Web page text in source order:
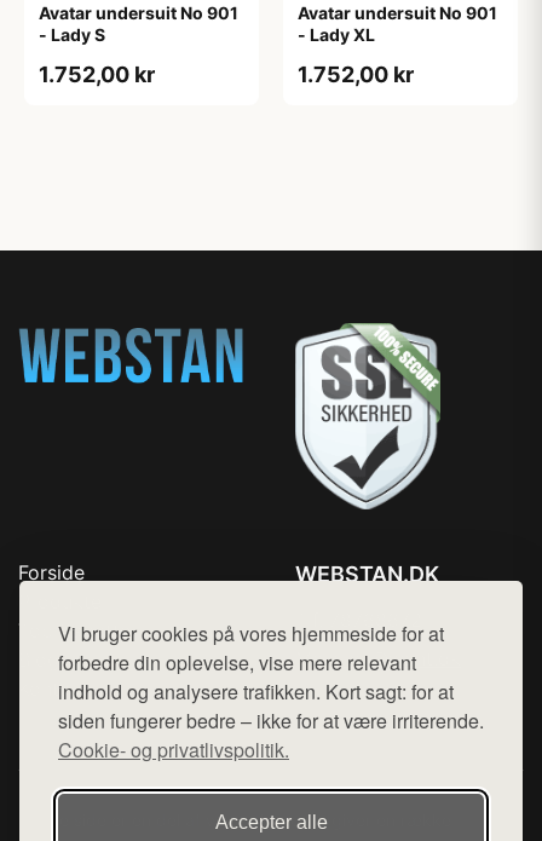
Vi bruger cookies på vores hjemmeside for at
forbedre din oplevelse, vise mere relevant
indhold og analysere trafikken. Kort sagt: for at
siden fungerer bedre – ikke for at være irriterende.
Cookie- og privatlivspolitik.
Accepter alle
Avatar undersuit No 901
- Lady S
1.752,00 kr
Avatar undersuit No 901
- Lady XL
1.752,00 kr
Forside
Top Rabatter
Blog
Kontakt
WEBSTAN.DK
Mail: hej@want.dk
Cookie- og privatlivspolitik
Denne side er en del af want.dk, der udgiver en række